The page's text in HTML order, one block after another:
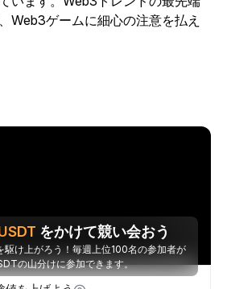
Web3ゲームに細心の注意を払え
をかけて競い会おう
駆け上がろう！毎週上位100名の参加者が
の山分けに参加できます。